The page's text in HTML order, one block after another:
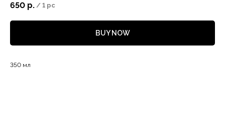
650 р. / 1 pc
BUY NOW
350 мл